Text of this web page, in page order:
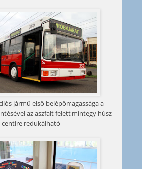
jármű első belépőmagassága a
az aszfalt felett mintegy húsz
centire redukálható